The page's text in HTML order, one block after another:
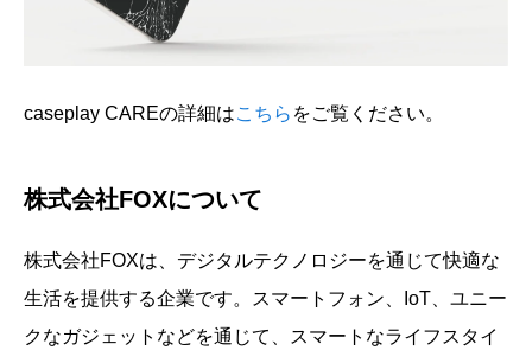
caseplay CAREの詳細はこちら をご覧ください。
株式会社FOXについて
株式会社FOXは、デジタルテクノロジーを通じて快適な
生活を提供する企業です。スマートフォン、IoT、ユニー
クなガジェットなどを通じて、スマートなライフスタイ